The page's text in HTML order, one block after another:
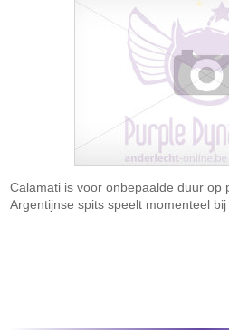
Calamati is voor onbepaalde duur op
Argentijnse spits speelt momenteel bij